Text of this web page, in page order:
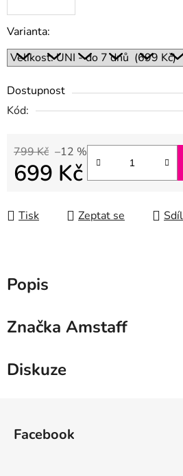
Varianta:
Dostupnost
Kód:
799 Kč –12 %
699 Kč
Tisk Zeptat se
Popis
Značka Amstaff
Diskuze
Facebook